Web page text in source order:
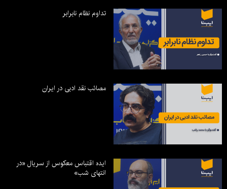
تداوم نظام نابرابر
مصائب نقد ادبی در ایران
ایده اقتباس معکوس از سریال «در
انتهای شب»